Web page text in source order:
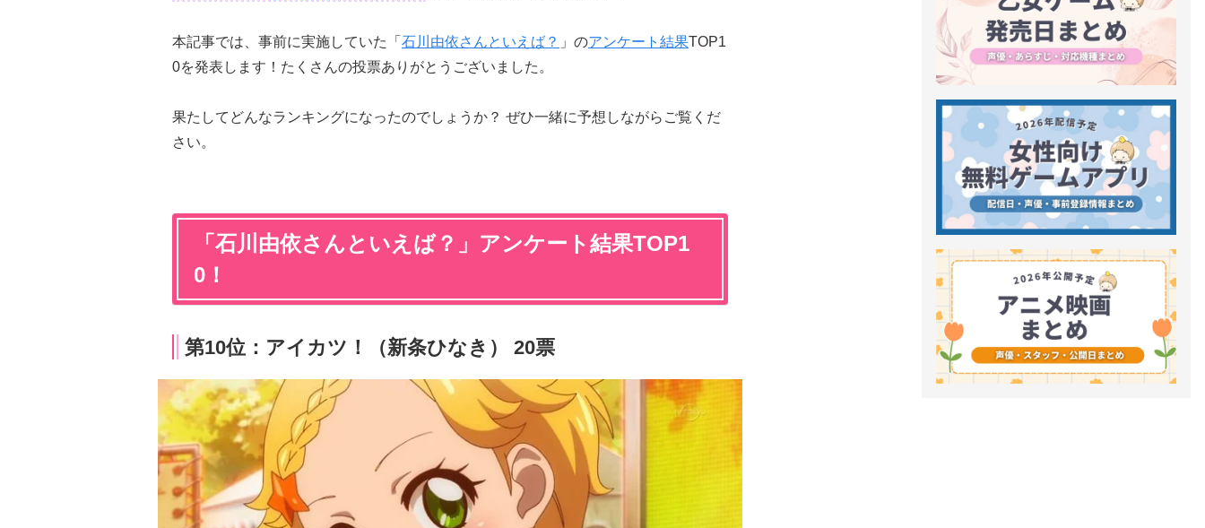
本記事では、事前に実施していた「 石川由依さんといえば？ 」のアンケート結果TOP1
0を発表します！たくさんの投票ありがとうございました。
果たしてどんなランキングになったのでしょうか？ ぜひ一緒に予想しながらご覧くだ
さい。
「石川由依さんといえば？」アンケート結果TOP1
0！
第10位：アイカツ！（新条ひなき） 20票